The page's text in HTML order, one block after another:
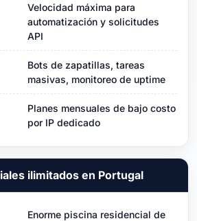
Velocidad máxima para
automatización y solicitudes
API
Bots de zapatillas, tareas
masivas, monitoreo de uptime
Planes mensuales de bajo costo
por IP dedicado
ilimitados en Portugal
Enorme piscina residencial de